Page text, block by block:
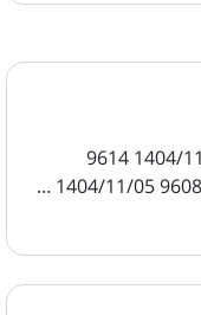
تاریخ پین 1404/11/01 9613 1404/11/02 9614